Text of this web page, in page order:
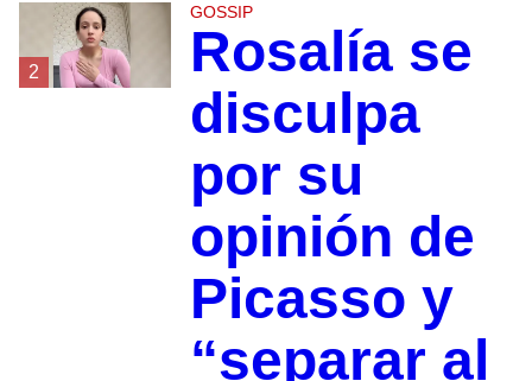
2
GOSSIP
Rosalía se
disculpa
por su
opinión de
Picasso y
“separar al